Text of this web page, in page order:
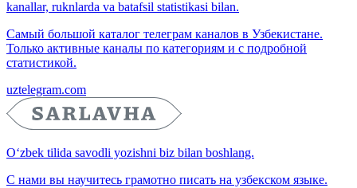
kanallar, ruknlarda va batafsil statistikasi bilan.
Самый большой каталог телеграм каналов в Узбекистане.
Только активные каналы по категориям и с подробной
статистикой.
uztelegram.com
O‘zbek tilida savodli yozishni biz bilan boshlang.
С нами вы научитесь грамотно писать на узбекском языке.